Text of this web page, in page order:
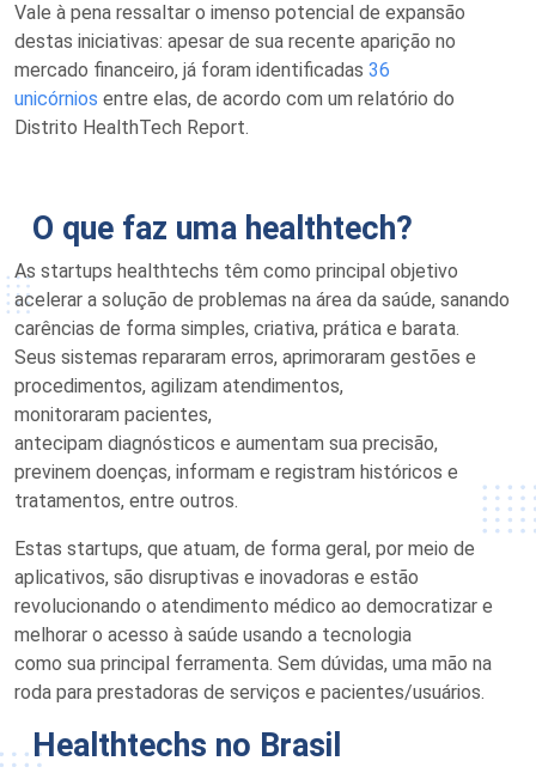
Vale à pena ressaltar o imenso potencial de expansão
destas iniciativas: apesar de sua recente aparição no
mercado financeiro, já foram identificadas 36
unicórnios entre elas, de acordo com um relatório do
Distrito HealthTech Report.
O que faz uma healthtech?
As startups healthtechs têm como principal objetivo
acelerar a solução de problemas na área da saúde, sanando
carências de forma simples, criativa, prática e barata.
Seus sistemas repararam erros, aprimoraram gestões e
procedimentos, agilizam atendimentos,
monitoraram pacientes,
antecipam diagnósticos e aumentam sua precisão,
previnem doenças, informam e registram históricos e
tratamentos, entre outros.
Estas startups, que atuam, de forma geral, por meio de
aplicativos, são disruptivas e inovadoras e estão
revolucionando o atendimento médico ao democratizar e
melhorar o acesso à saúde usando a tecnologia
como sua principal ferramenta. Sem dúvidas, uma mão na
roda para prestadoras de serviços e pacientes/usuários.
Healthtechs no Brasil